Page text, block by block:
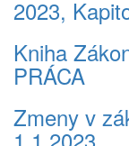
2023,
Kniha
PRÁCA
Zmeny v